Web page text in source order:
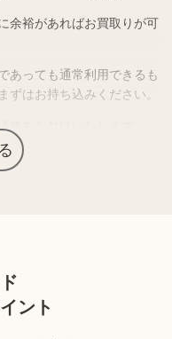
余裕があればお買取りが可
あっても通常利用できるも
ずはお持ち込みください。
格をお付けいたします。
ント